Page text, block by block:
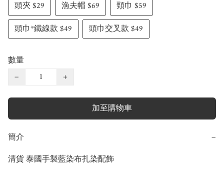
頭夾 $29
漁夫帽 $69 頸巾 $59
頭巾*鐵線款 $49 頭巾交叉款 $49
數量
−
+
加至購物車
簡介 −
清貨 泰國手製藍染布扎染配飾